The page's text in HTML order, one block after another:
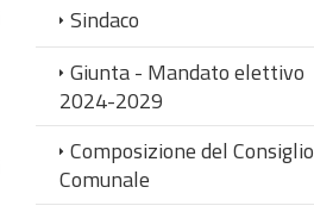
Sindaco
Giunta - Mandato elettivo
2024-2029
Composizione del Consiglio
Comunale